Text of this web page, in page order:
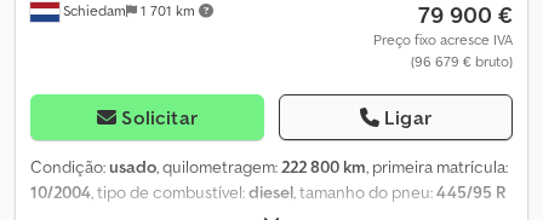
Schiedam 1 701 km 79 900 €
Preço fixo acresce IVA
(96 679 € bruto)
Solicitar Ligar
Condição:usado, quilometragem:222 800 km, primeira matrícula:
10/2004, tipo de combustível:diesel, tamanho do pneu:445/95 R